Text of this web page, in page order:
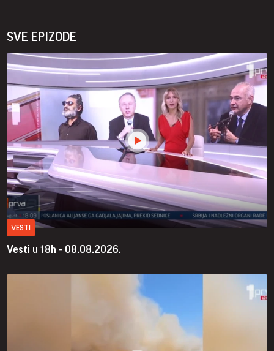
SVE EPIZODE
VESTI
Vesti u 18h - 08.08.2026.